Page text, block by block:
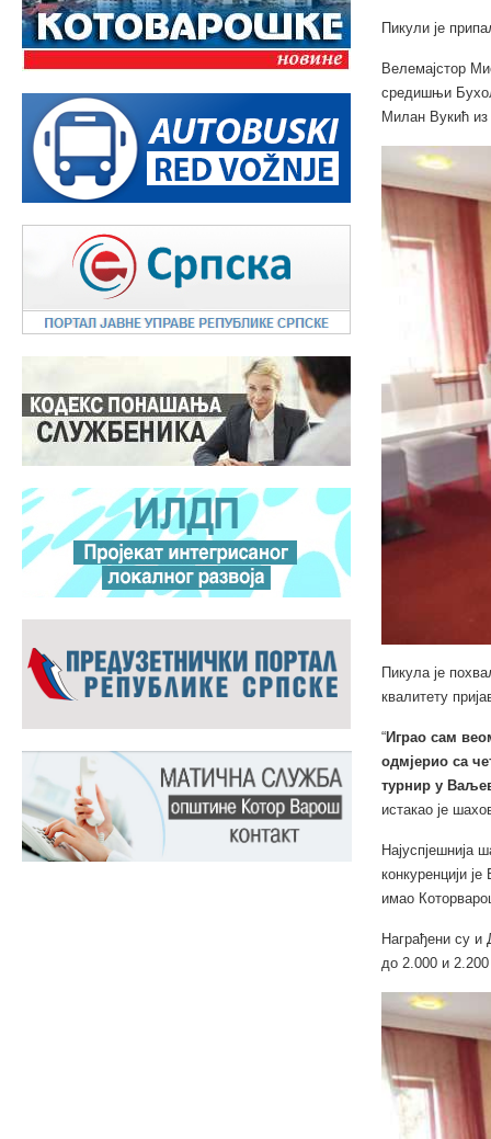
Пикули је
Велемајстор
средишњи
Милан Вукић
Пикула је
квалитету
“Играо сам
одмјерио са
турнир у
истакао је
Најуспјешнија
конкуренцији
имао
Награђени су и
до 2.000 и